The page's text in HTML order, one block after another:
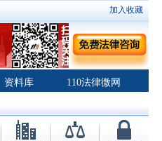
加入收藏
资料库 110法律微网